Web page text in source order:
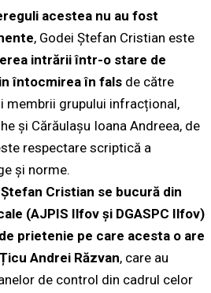
acestea nu au fost
, Godei Ștefan Cristian este
intrării într-o stare de
întocmirea în fals de către
membrii grupului infracțional,
și Cărăulașu Ioana Andreea, de
respectare scriptică a
și norme.
Cristian se bucură din
(AJPIS Ilfov și DGASPC Ilfov)
prietenie pe care acesta o are
Andrei Răzvan, care au
de control din cadrul celor